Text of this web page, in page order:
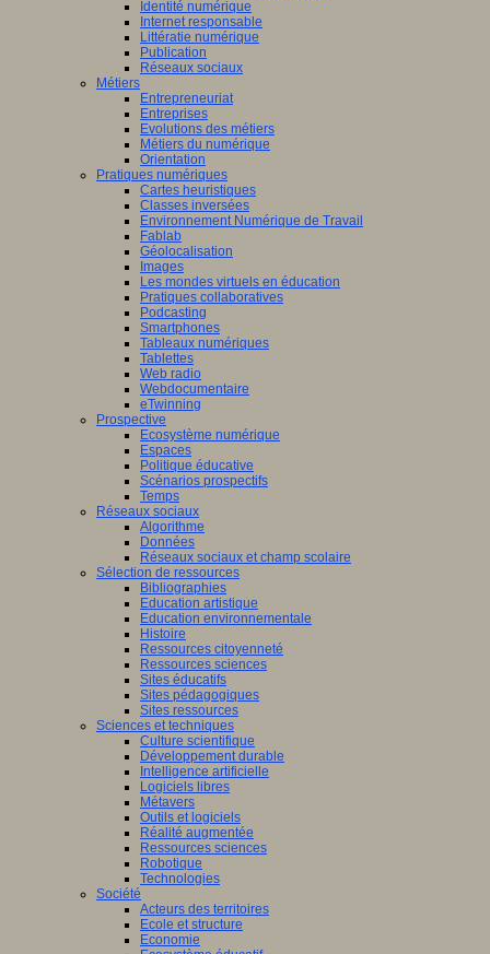
Identité numérique
Internet responsable
Littératie numérique
Publication
Réseaux sociaux
Métiers
Entrepreneuriat
Entreprises
Evolutions des métiers
Métiers du numérique
Orientation
Pratiques numériques
Cartes heuristiques
Classes inversées
Environnement Numérique de Travail
Fablab
Géolocalisation
Images
Les mondes virtuels en éducation
Pratiques collaboratives
Podcasting
Smartphones
Tableaux numériques
Tablettes
Web radio
Webdocumentaire
eTwinning
Prospective
Ecosystème numérique
Espaces
Politique éducative
Scénarios prospectifs
Temps
Réseaux sociaux
Algorithme
Données
Réseaux sociaux et champ scolaire
Sélection de ressources
Bibliographies
Education artistique
Education environnementale
Histoire
Ressources citoyenneté
Ressources sciences
Sites éducatifs
Sites pédagogiques
Sites ressources
Sciences et techniques
Culture scientifique
Développement durable
Intelligence artificielle
Logiciels libres
Métavers
Outils et logiciels
Réalité augmentée
Ressources sciences
Robotique
Technologies
Société
Acteurs des territoires
Ecole et structure
Economie